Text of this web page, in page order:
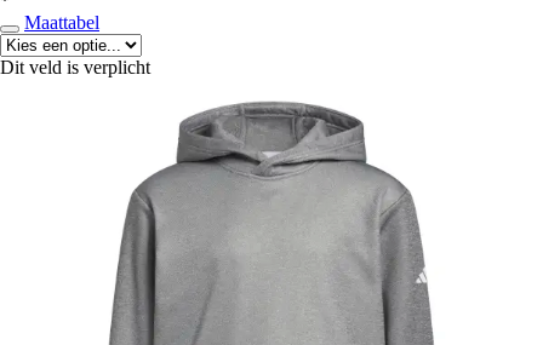
Maattabel
Dit veld is verplicht